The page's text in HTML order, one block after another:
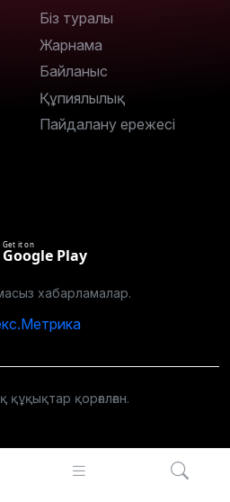
Біз туралы
Жарнама
Байланыс
Құпиялылық
Пайдалану ережесі
Get it on
Google Play
хабарламалар.
қорғалған.